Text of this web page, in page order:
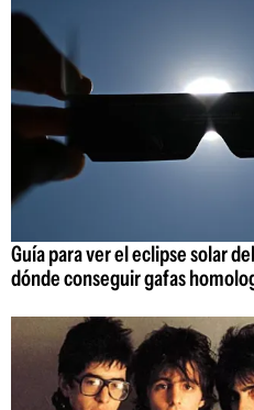
Guía para ver el eclipse solar
dónde conseguir gafas